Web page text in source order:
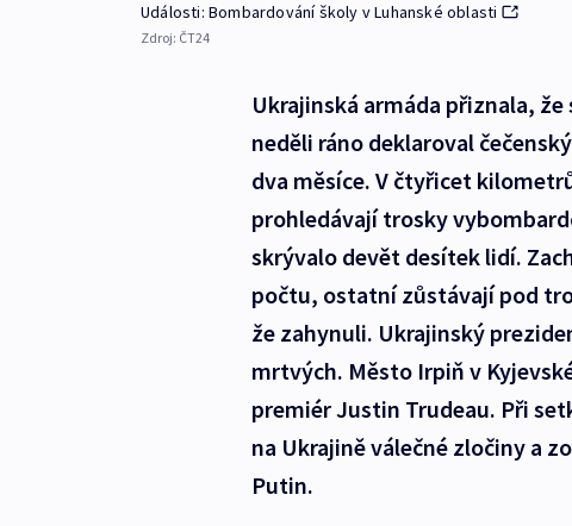
Události: Bombardování školy v Luhanské oblasti
Zdroj: ČT24
Ukrajinská armáda přiznala,
neděli ráno deklaroval
dva měsíce. V čtyřicet
prohledávají trosky
skrývalo devět desítek lidí.
počtu, ostatní zůstávají pod
že zahynuli. Ukrajinský
mrtvých. Město Irpiň v
premiér Justin Trudeau. Při
na Ukrajině válečné zločiny a
Putin.